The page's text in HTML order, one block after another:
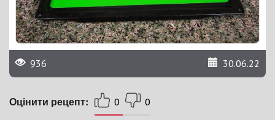
936 30.06.22
Оцінити рецепт: 0 0